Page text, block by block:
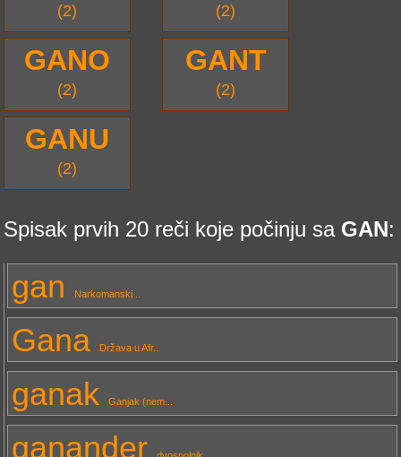
(2) (2)
GANO
(2)
GANT
(2)
GANU
(2)
Spisak prvih 20 reči koje počinju sa GAN:
gan Narkomanski ..
Gana Država u Afr..
ganak Ganjak (nem...
ganander